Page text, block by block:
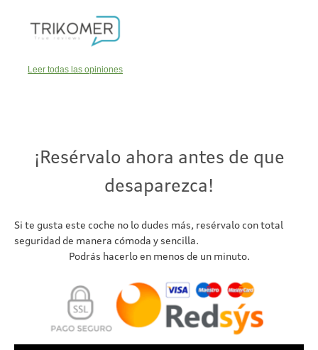
Leer todas las opiniones
¡Resérvalo ahora antes de que
desaparezca!
Si te gusta este coche no lo dudes más, resérvalo con total
seguridad de manera cómoda y sencilla.
Podrás hacerlo en menos de un minuto.